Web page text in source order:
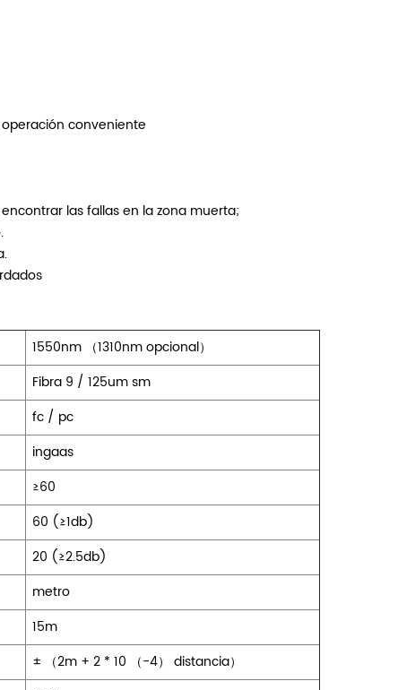
conveniente
las fallas en la zona muerta;
1550nm （1310nm opcional）
Fibra 9 / 125um sm
fc / pc
ingaas
≥60
60 (≥1db)
20 (≥2.5db)
metro
15m
± （2m + 2 * 10 （-4） distancia）